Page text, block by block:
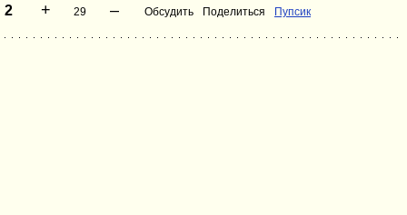
2 + 29 – Обсудить Поделиться Пупсик